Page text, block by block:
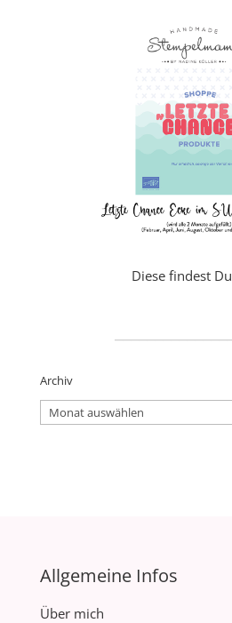
Diese findest Du
Archiv
Archiv
Allgemeine Infos
Über mich